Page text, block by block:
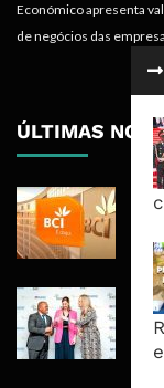
Económico apresenta
de negócios das
ÚLTIMAS